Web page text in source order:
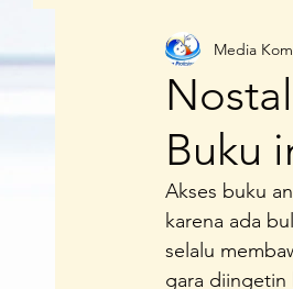
RBI
Kabar Regional
Kesehatan Lokal
Buku
Media
Akses buku
karena ada
selalu
gara diingetin